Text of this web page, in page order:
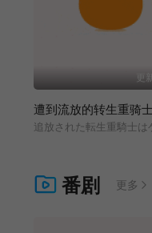
更
番剧 更多